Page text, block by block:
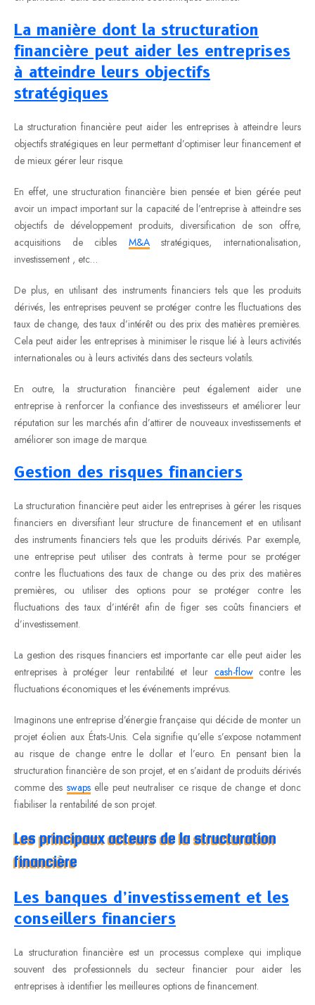
La manière dont la structuration
financière peut aider les entreprises
à atteindre leurs objectifs
stratégiques
La structuration financière peut aider les entreprises à atteindre leurs
objectifs stratégiques en leur permettant d’optimiser leur financement et
de mieux gérer leur risque.
En effet, une structuration financière bien pensée et bien gérée peut
avoir un impact important sur la capacité de l’entreprise à atteindre ses
objectifs de développement produits, diversification de son offre,
acquisitions de cibles M&Astratégiques, internationalisation,
investissement , etc…
De plus, en utilisant des instruments financiers tels que les produits
dérivés, les entreprises peuvent se protéger contre les fluctuations des
taux de change, des taux d’intérêt ou des prix des matières premières.
Cela peut aider les entreprises à minimiser le risque lié à leurs activités
internationales ou à leurs activités dans des secteurs volatils.
En outre, la structuration financière peut également aider une
entreprise à renforcer la confiance des investisseurs et améliorer leur
réputation sur les marchés afin d’attirer de nouveaux investissements et
améliorer son image de marque.
Gestion des risques financiers
La structuration financière peut aider les entreprises à gérer les risques
financiers en diversifiant leur structure de financement et en utilisant
des instruments financiers tels que les produits dérivés. Par exemple,
une entreprise peut utiliser des contrats à terme pour se protéger
contre les fluctuations des taux de change ou des prix des matières
premières, ou utiliser des options pour se protéger contre les
fluctuations des taux d’intérêt afin de figer ses coûts financiers et
d’investissement.
La gestion des risques financiers est importante car elle peut aider les
entreprises à protéger leur rentabilité et leur cash-flowcontre les
fluctuations économiques et les événements imprévus.
Imaginons une entreprise d’énergie française qui décide de monter un
projet éolien aux États-Unis. Cela signifie qu’elle s’expose notamment
au risque de change entre le dollar et l’euro. En pensant bien la
structuration financière de son projet, et en s’aidant de produits dérivés
comme des swapselle peut neutraliser ce risque de change et donc
fiabiliser la rentabilité de son projet.
Les principaux acteurs de la structuration
financière
Les banques d’investissement et les
conseillers financiers
La structuration financière est un processus complexe qui implique
souvent des professionnels du secteur financier pour aider les
entreprises à identifier les meilleures options de financement.